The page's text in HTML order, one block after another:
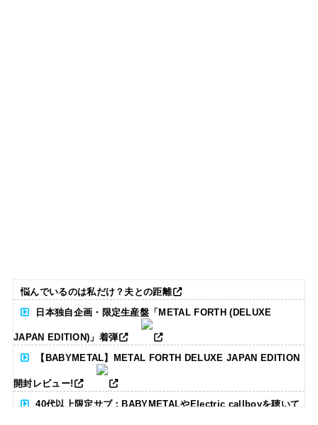
悩んでいるのは私だけ？夫との距離
日本独自企画・限定生産盤「METAL FORTH (DELUXE
JAPAN EDITION)」着弾
【BABYMETAL】METAL FORTH DELUXE JAPAN EDITION
開封レビュー!
40代以上限定サブ：BABYMETALやElectric callboyを聴いて